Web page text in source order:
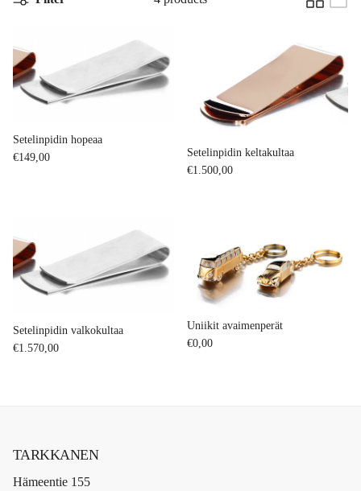
Setelinpidin hopeaa
Regular price
€149,00
Setelinpidin keltakultaa
Regular price
€1.500,00
Setelinpidin valkokultaa
Regular price
€1.570,00
Uniikit avaimenperät
Regular price
€0,00
TARKKANEN
Hämeentie 155